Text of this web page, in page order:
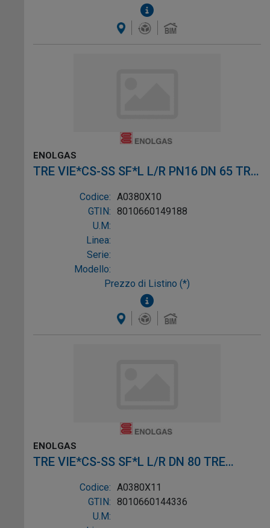
ENOLGAS
TRE VIE*CS-SS SF*L L/R PN16 DN 65 TRE
VIE*CS-SS SF*L L/R PN1
Codice: A0380X10
GTIN: 8010660149188
U.M:
Linea:
Serie:
Modello:
Prezzo di Listino (*)
ENOLGAS
TRE VIE*CS-SS SF*L L/R DN 80 TRE
VIE*CS-SS SF*L L/R DN 8
Codice: A0380X11
GTIN: 8010660144336
U.M: